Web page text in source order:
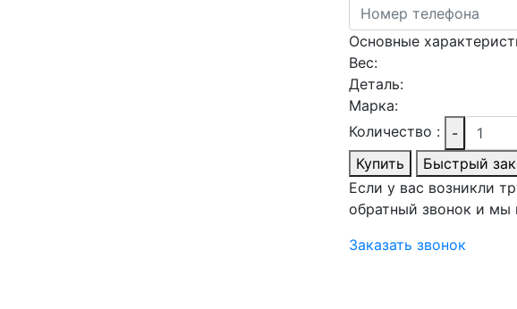
Основные
Вес:
Деталь:
Марка:
Количество :
-
Купить
Быстрый
Если у вас возникли
обратный звонок и
Заказать звонок